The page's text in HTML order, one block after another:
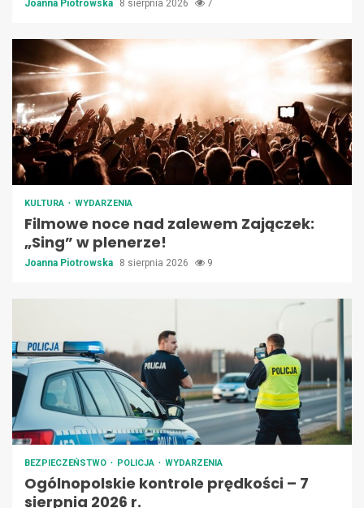
Joanna Piotrowska 8 sierpnia 2026 7
KULTURA WYDARZENIA
Filmowe noce nad zalewem Zajączek:
„Sing” w plenerze!
Joanna Piotrowska 8 sierpnia 2026 9
BEZPIECZEŃSTWO POLICJA WYDARZENIA
Ogólnopolskie kontrole prędkości – 7
sierpnia 2026 r.